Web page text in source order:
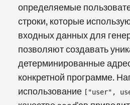
определяемые
строки, которые
входных данных для
позволяют создавать
детерминированные
конкретной программе.
использование ["user",